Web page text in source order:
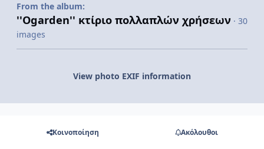
From the album:
''Ogarden'' κτίριο πολλαπλών χρήσεων · 30
images
View photo EXIF information
Κοινοποίηση Ακόλουθοι